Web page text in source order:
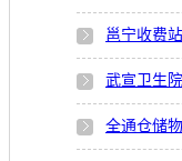
邕宁收费
武宣卫生
全通仓储